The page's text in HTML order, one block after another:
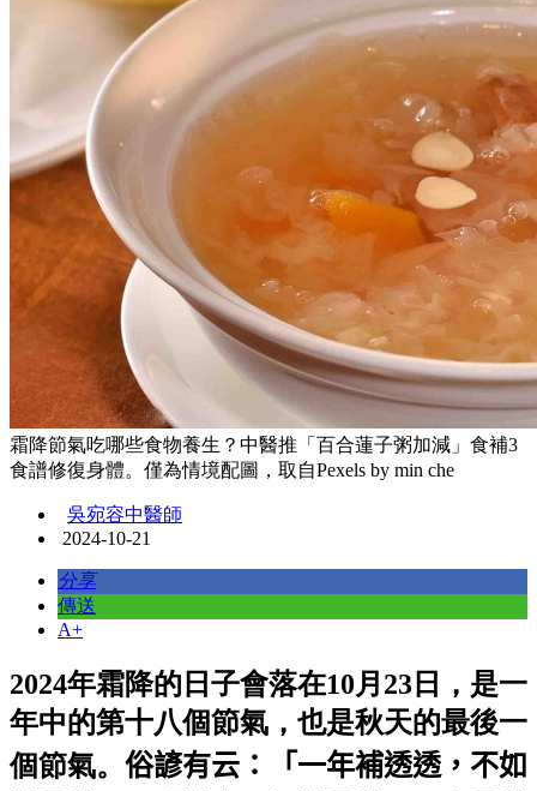
霜降節氣吃哪些食物養生？中醫推「百合蓮子粥加減」食補3
食譜修復身體。僅為情境配圖，取自Pexels by min che
吳宛容中醫師
2024-10-21
分享
傳送
A+
2024年霜降的日子會落在10月23日，是一
年中的第十八個節氣，也是秋天的最後一
個節氣。 俗諺有云：「一年補透透，不如